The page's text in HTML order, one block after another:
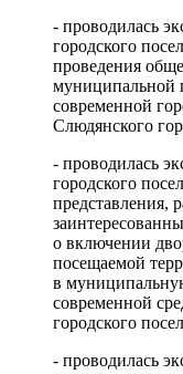
- проводилась
городского
проведения
муниципальной
современной
Слюдянского
- проводилась
городского
представления,
о включении
посещаемой
в
современной
городского
- проводилась